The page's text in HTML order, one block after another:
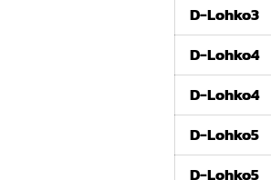
D-Lohko3
D-Lohko4
D-Lohko4
D-Lohko5
D-Lohko5